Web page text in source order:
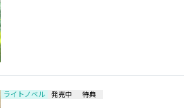
ライトノベル 発売中 特典